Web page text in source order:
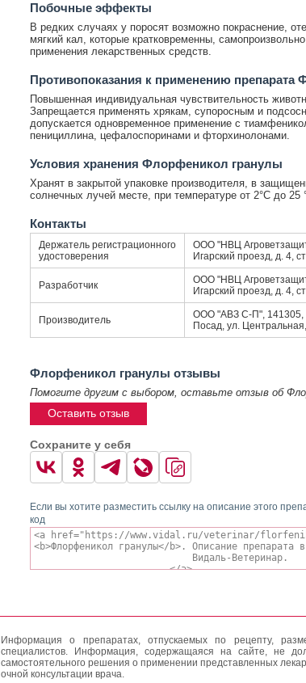
Побочные эффекты
В редких случаях у поросят возможно покраснение,
мягкий кал, которые кратковременны,
применения лекарственных средств.
Противопоказания к применению
Повышенная индивидуальная чувствительность
Запрещается применять хрякам, супоросным и
допускается одновременное применение с
пенициллина, цефалоспоринами и фторхинолонами.
Условия хранения Флорфеникол гранулы
Хранят в закрытой упаковке производителя, в
солнечных лучей месте, при температуре от 2°С до 25
Контакты
Держатель регистрационного
удостоверения
ООО "НВЦ
Игарский проезд, д. 4,
Разработчик
ООО "НВЦ
Игарский проезд, д. 4,
Производитель
ООО "АВЗ С-П", 141305,
Посад, ул.
Флорфеникол гранулы отзывы
Помогите другим с выбором, оставьте отзыв об
Оставить отзыв
Сохраните у себя
Если вы хотите разместить ссылку на описание этого
код
Информация о препаратах, отпускаемых по рецепту,
специалистов. Информация, содержащаяся на сайте, не
самостоятельного решения о применении представленных
очной консультации врача.